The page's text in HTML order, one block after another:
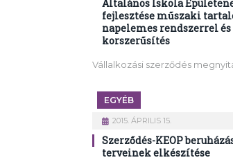
Általános Iskola
fejlesztése műszaki
napelemes rendszerrel
korszerűsítés
Vállalkozási szerződés
EGYÉB
2015. ÁPRILIS 15.
Szerződés-KEOP
terveinek elkészítése